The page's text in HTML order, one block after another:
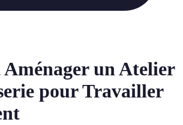
un Atelier
pour Travailler